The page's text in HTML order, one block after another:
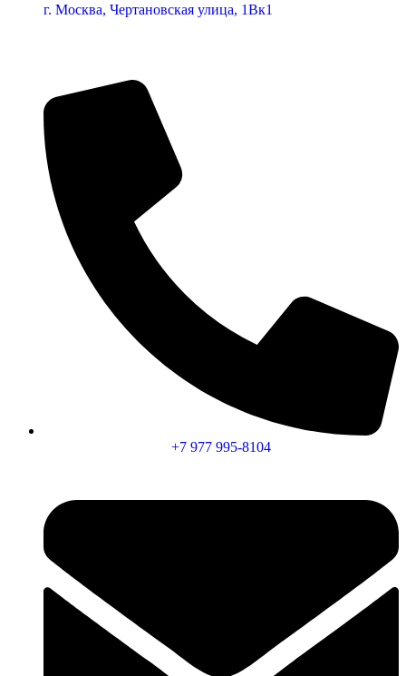
г. Москва, Чертановская улица, 1Вк1
+7 977 995-8104